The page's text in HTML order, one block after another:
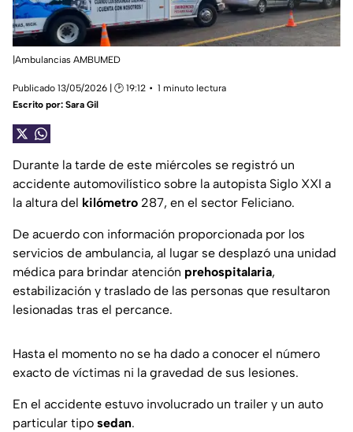
|Ambulancias AMBUMED
Publicado 13/05/2026 | 🕑 19:12
1 minuto lectura
Escrito por: Sara Gil
Durante la tarde de este miércoles se registró un
accidente automovilístico sobre la autopista Siglo XXI a
la altura del kilómetro 287, en el sector Feliciano.
De acuerdo con información proporcionada por los
servicios de ambulancia, al lugar se desplazó una unidad
médica para brindar atención prehospitalaria,
estabilización y traslado de las personas que resultaron
lesionadas tras el percance.
Hasta el momento no se ha dado a conocer el número
exacto de víctimas ni la gravedad de sus lesiones.
En el accidente estuvo involucrado un trailer y un auto
particular tipo sedan.